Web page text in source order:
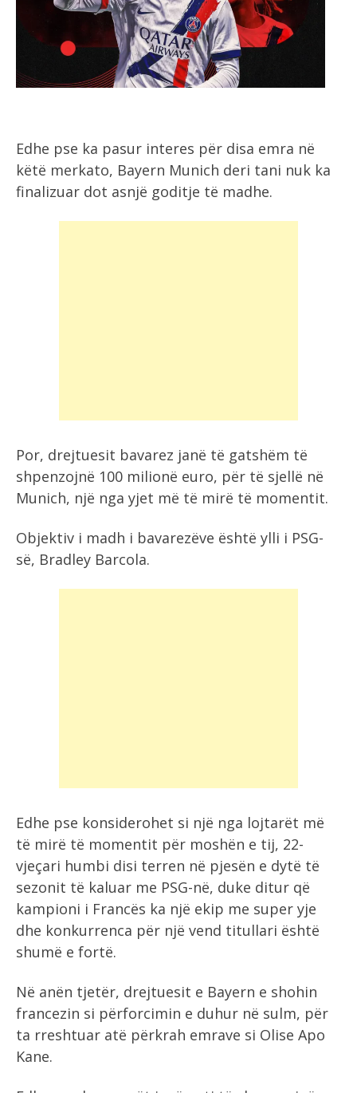
Edhe pse ka pasur interes për disa emra në
këtë merkato, Bayern Munich deri tani nuk ka
finalizuar dot asnjë goditje të madhe.
Por, drejtuesit bavarez janë të gatshëm të
shpenzojnë 100 milionë euro, për të sjellë në
Munich, një nga yjet më të mirë të momentit.
Objektiv i madh i bavarezëve është ylli i PSG-
së, Bradley Barcola.
Edhe pse konsiderohet si një nga lojtarët më
të mirë të momentit për moshën e tij, 22-
vjeçari humbi disi terren në pjesën e dytë të
sezonit të kaluar me PSG-në, duke ditur që
kampioni i Francës ka një ekip me super yje
dhe konkurrenca për një vend titullari është
shumë e fortë.
Në anën tjetër, drejtuesit e Bayern e shohin
francezin si përforcimin e duhur në sulm, për
ta rreshtuar atë përkrah emrave si Olise Apo
Kane.